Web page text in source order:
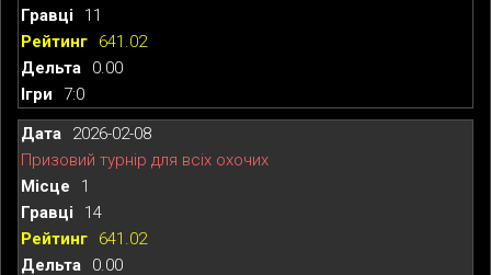
11
641.02
0.00
7:0
2026-02-08
Призовий турнір для всіх охочих
1
14
641.02
0.00